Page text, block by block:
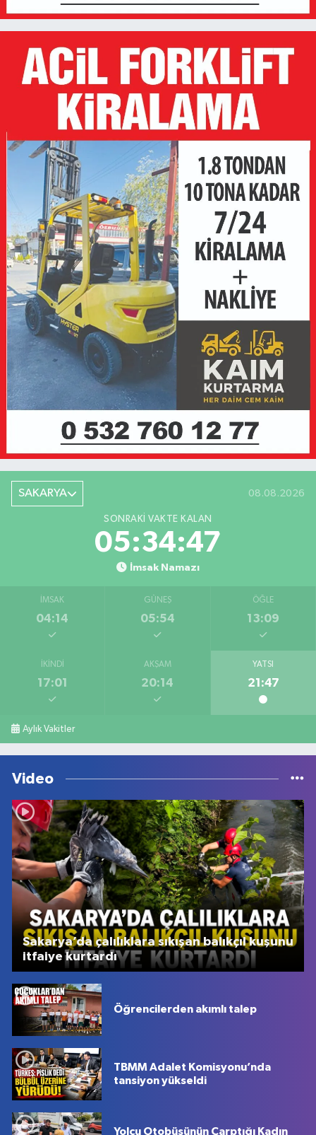
SAKARYA 08.08.2026
SONRAKI VAKTE KALAN
05:34:47
İmsak Namazı
İMSAK
04:14
GÜNEŞ
05:54
ÖĞLE
13:09
İKINDI
17:01
AKŞAM
20:14
YATSI
21:47
Aylık Vakitler
Video
Sakarya’da çalılıklara sıkışan balıkçıl kuşunu
itfaiye kurtardı
Öğrencilerden akımlı talep
TBMM Adalet Komisyonu’nda
tansiyon yükseldi
Yolcu Otobüsünün Çarptığı Kadın